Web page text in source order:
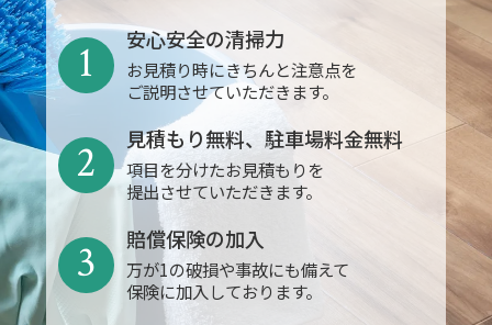
安心安全の清掃力
お見積り時にきちんと注意点を
ご説明させていただきます。
1
見積もり無料、駐車場料金無料
項目を分けたお見積もりを
提出させていただきます。
2
賠償保険の加入
万が1の破損や事故にも備えて
保険に加入しております。
3